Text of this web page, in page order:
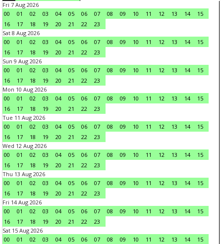
Fri 7 Aug 2026
00
01 02 03 04 05 06 07 08 09 10 11 12 13 14
15
16
17 18 19 20 21 22
23
Sat 8 Aug 2026
00
01 02 03 04 05 06 07 08 09 10 11 12 13 14
15
16
17 18 19 20 21 22
23
Sun 9 Aug 2026
00
01 02 03 04 05 06 07 08 09 10 11 12 13 14
15
16
17 18 19 20 21 22
23
Mon 10 Aug 2026
00
01 02 03 04 05 06 07 08 09 10 11 12 13 14
15
16
17 18 19 20 21 22
23
Tue 11 Aug 2026
00
01 02 03 04 05 06 07 08 09 10 11 12 13 14
15
16
17 18 19 20 21 22
23
Wed 12 Aug 2026
00
01 02 03 04 05 06 07 08 09 10 11 12 13 14
15
16
17 18 19 20 21 22
23
Thu 13 Aug 2026
00
01 02 03 04 05 06 07 08 09 10 11 12 13 14
15
16
17 18 19 20 21 22
23
Fri 14 Aug 2026
00
01 02 03 04 05 06 07 08 09 10 11 12 13 14
15
16
17 18 19 20 21 22
23
Sat 15 Aug 2026
00
01 02 03 04 05 06 07 08 09 10 11 12 13 14 15